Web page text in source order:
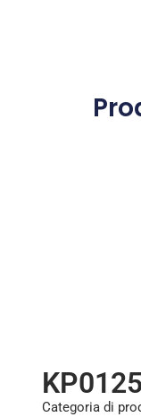
KP0125
Categoria di